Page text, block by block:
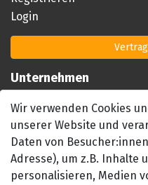
Login
Unternehmen
Impressum
AGB
Datenschutzerklärung
Barrierefreiheitserklärung
Widerrufsrecht
Wir verwenden Cookies
unserer Website und
Daten von
Adresse), um z.B. Inhalte
personalisieren, Medien